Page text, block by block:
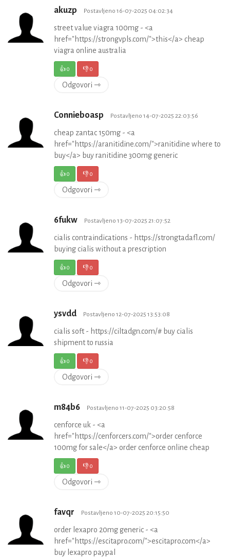
akuzp Postavljeno 16-07-2025 04:02:34
street value viagra 100mg - <a
href="https://strongvpls.com/">this</a> cheap
viagra online australia
👍0 👎0
Odgovori ⇾
Connieboasp Postavljeno 14-07-2025 22:03:56
cheap zantac 150mg - <a
href="https://aranitidine.com/">ranitidine where to
buy</a> buy ranitidine 300mg generic
👍0 👎0
Odgovori ⇾
6fukw Postavljeno 13-07-2025 21:07:52
cialis contraindications - https://strongtadafl.com/
buying cialis without a prescription
👍0 👎0
Odgovori ⇾
ysvdd Postavljeno 12-07-2025 13:53:08
cialis soft - https://ciltadgn.com/# buy cialis
shipment to russia
👍0 👎0
Odgovori ⇾
m84b6 Postavljeno 11-07-2025 03:20:58
cenforce uk - <a
href="https://cenforcers.com/">order cenforce
100mg for sale</a> order cenforce online cheap
👍0 👎0
Odgovori ⇾
favqr Postavljeno 10-07-2025 20:15:50
order lexapro 20mg generic - <a
href="https://escitapro.com/">escitapro.com</a>
buy lexapro paypal